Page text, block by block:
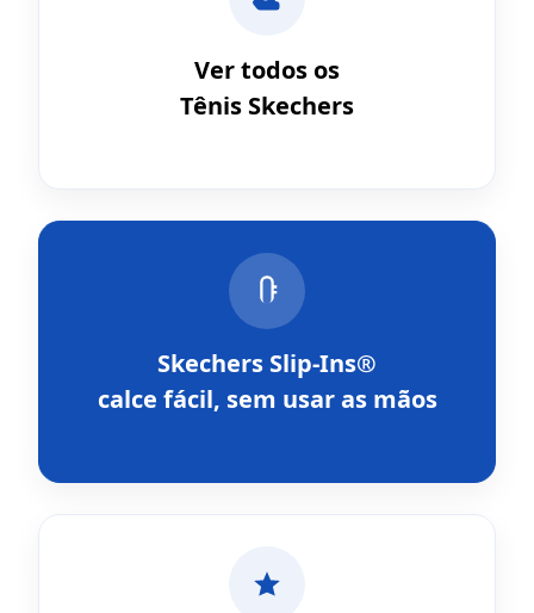
Ver todos os
Tênis Skechers
Skechers Slip-Ins®
calce fácil, sem usar as mãos